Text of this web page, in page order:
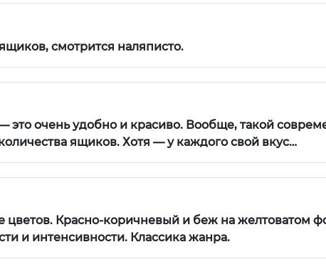
смотрится наляписто.
очень удобно и красиво. Вообще, такой
ящиков. Хотя — у каждого свой вкус…
цветов. Красно-коричневый и беж на желтоватом
и интенсивности. Классика жанра.